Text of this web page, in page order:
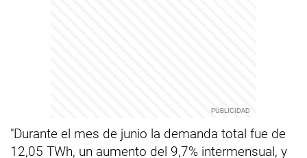
"Durante el mes de junio la demanda total fue de
12,05 TWh, un aumento del 9,7% intermensual, y